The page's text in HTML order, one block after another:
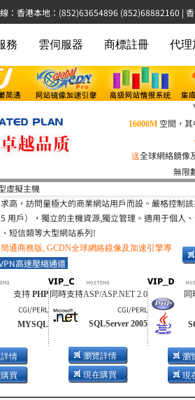
：香港本地：(852)63654896 (852)68882160 |
務 雲伺服器 商標註冊 代理
16000M 空間，其
送全球網絡鏡像
無限
虛擬主機
高，訪問量極大的商業網站用戶而設。嚴格控制
用戶），獨立的主機資源,獨立管理。適用于個人
短信類等大型網站系列!
通商務版, GCDN全球網絡鏡像及加速引擎專
高速壓縮通道
支持 PHP
CGI/PERL
MYSQL
情
買
同時支持ASP/ASP.NET 2.0
CGI/PERL
SQLServer 2005
瀏覽詳情
現在購買
同
瀏
現